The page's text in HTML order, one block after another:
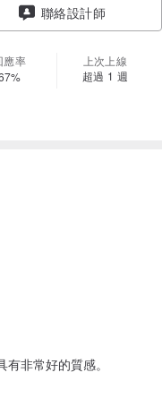
聯絡設計師
應率
上次上線
超過 1 週
非常好的質感。